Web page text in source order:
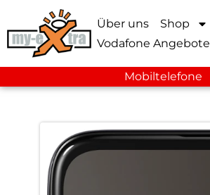
Über uns Shop
Vodafone Angebote
Mobiltelefone